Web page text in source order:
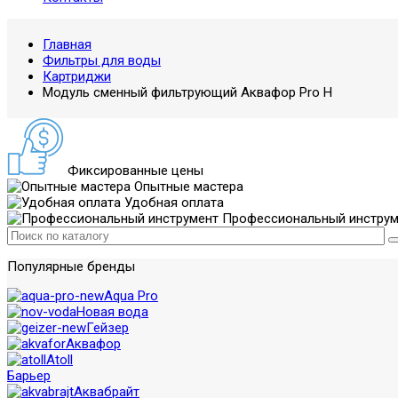
Главная
Фильтры для воды
Картриджи
Модуль сменный фильтрующий Аквафор Pro H
Фиксированные цены
Опытные мастера
Удобная оплата
Профессиональный
Популярные бренды
Aqua Pro
Новая вода
Гейзер
Аквафор
Atoll
Барьер
Аквабрайт